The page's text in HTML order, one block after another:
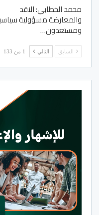
محمد الخطابي: النقد
والمعارضة مسؤولية
ومستعدون…
السابق التالي 1 من 133